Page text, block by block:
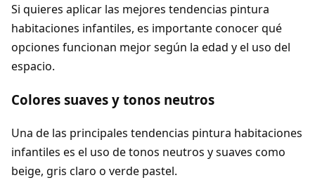
Si quieres aplicar las mejores tendencias pintura
habitaciones infantiles, es importante conocer qué
opciones funcionan mejor según la edad y el uso del
espacio.
Colores suaves y tonos neutros
Una de las principales tendencias pintura habitaciones
infantiles es el uso de tonos neutros y suaves como
beige, gris claro o verde pastel.